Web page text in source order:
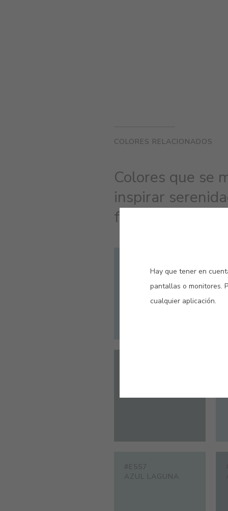
COLORES RELACIONADOS
Colores que se
inspirar
fachada.
AZUL CAL
#E557
AZUL LAGUNA
Hay que tener en
pantallas o monitores.
cualquier aplicación.